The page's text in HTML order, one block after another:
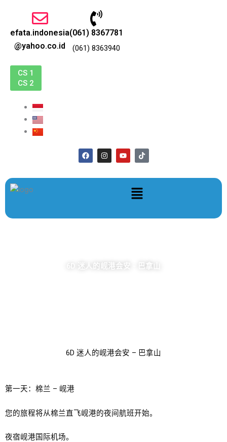
efata.indonesia
@yahoo.co.id
(061) 8367781
(061) 8363940
CS 1
CS 2
F
a
c
b
I
n
s
a
Y
o
u
u
T
i
k
o
k
菜
单
6D 迷人的岘港会安 - 巴拿山
6D 迷人的岘港会安 – 巴拿山
第一天：棉兰 – 岘港
您的旅程将从棉兰直飞岘港的夜间航班开始。
夜宿岘港国际机场。